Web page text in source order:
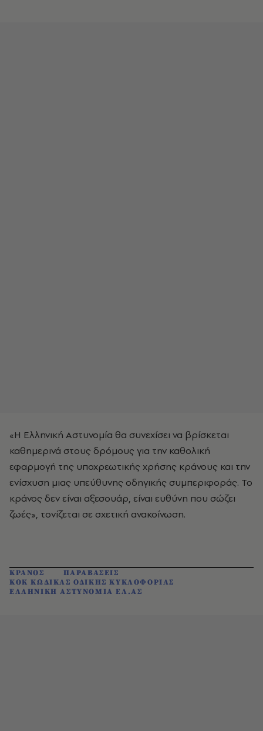
«Η Ελληνική Αστυνομία θα συνεχίσει να βρίσκεται
καθημερινά στους δρόμους για την καθολική
εφαρμογή της υποχρεωτικής χρήσης κράνους και την
ενίσχυση μιας υπεύθυνης οδηγικής συμπεριφοράς. Το
κράνος δεν είναι αξεσουάρ, είναι ευθύνη που σώζει
ζωές», τονίζεται σε σχετική ανακοίνωση.
ΚΡΑΝΟΣ
ΠΑΡΑΒΑΣΕΙΣ
ΚΟΚ ΚΩΔΙΚΑΣ ΟΔΙΚΗΣ ΚΥΚΛΟΦΟΡΙΑΣ
ΕΛΛΗΝΙΚΗ ΑΣΤΥΝΟΜΙΑ ΕΛ.ΑΣ